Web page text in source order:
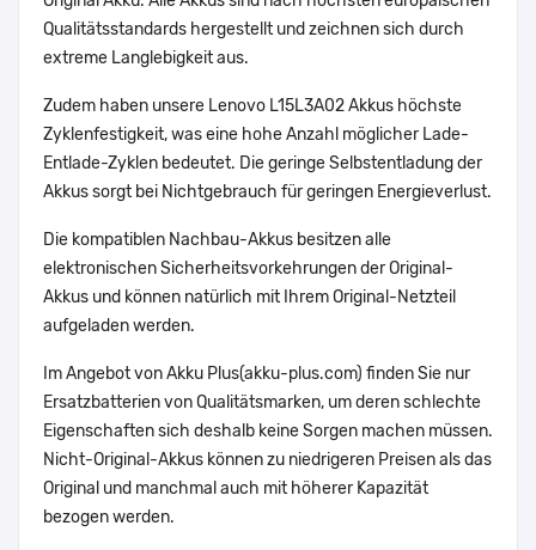
Qualitätsstandards hergestellt und zeichnen sich durch
extreme Langlebigkeit aus.
Zudem haben unsere Lenovo L15L3A02 Akkus höchste
Zyklenfestigkeit, was eine hohe Anzahl möglicher Lade-
Entlade-Zyklen bedeutet. Die geringe Selbstentladung der
Akkus sorgt bei Nichtgebrauch für geringen Energieverlust.
Die kompatiblen Nachbau-Akkus besitzen alle
elektronischen Sicherheitsvorkehrungen der Original-
Akkus und können natürlich mit Ihrem Original-Netzteil
aufgeladen werden.
Im Angebot von Akku Plus(akku-plus.com) finden Sie nur
Ersatzbatterien von Qualitätsmarken, um deren schlechte
Eigenschaften sich deshalb keine Sorgen machen müssen.
Nicht-Original-Akkus können zu niedrigeren Preisen als das
Original und manchmal auch mit höherer Kapazität
bezogen werden.